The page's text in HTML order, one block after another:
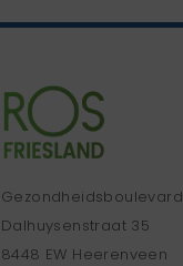
Gezondheidsboulevard
Dalhuysenstraat 35
8448 EW Heerenveen